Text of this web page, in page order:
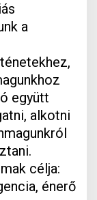
a
együtt
alkotni
célja:
énerő